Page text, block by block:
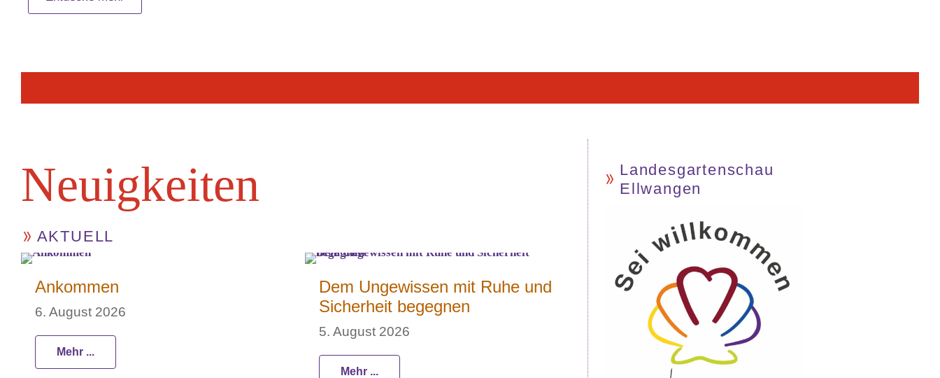
Neuig­keiten
AKTUELL
Ankommen
6. August 2026
Mehr ...
Dem Ungewissen mit Ruhe und
Sicherheit begegnen
5. August 2026
Mehr ...
Landesgartenschau
Ellwangen